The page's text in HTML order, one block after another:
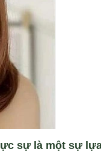
ực sự l à một sự lựa